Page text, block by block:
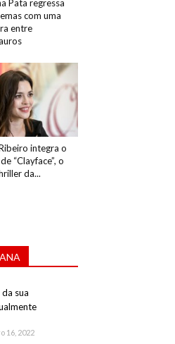
Pata regressa
com uma
entre
integra o
“Clayface”, o
da...
sua
16, 2022